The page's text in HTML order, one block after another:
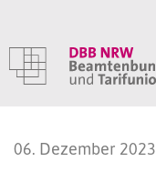
06. Dezember 2023